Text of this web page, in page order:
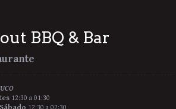
BBQ & Bar
12:30 a 01:30